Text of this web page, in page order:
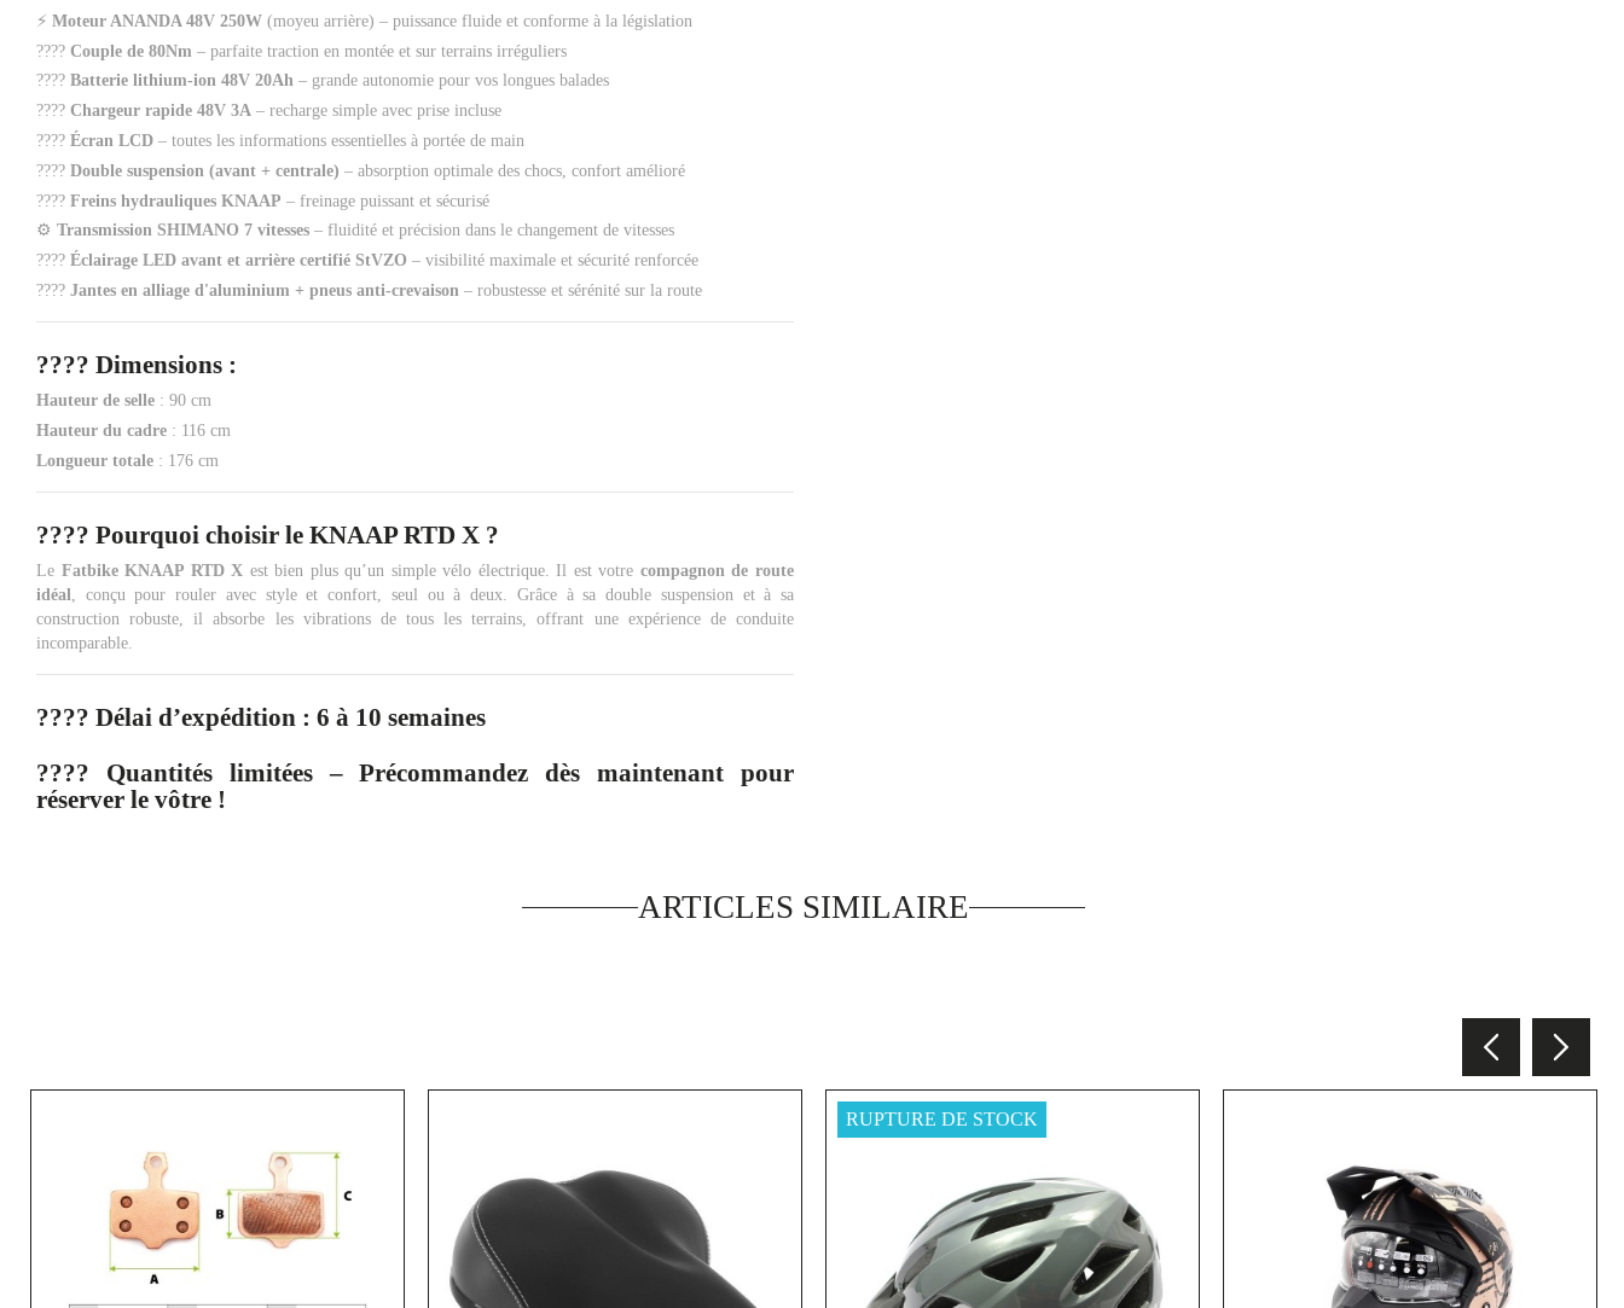
⚡ Moteur ANANDA 48V 250W (moyeu arrière) – puissance fluide et conforme à la législation
???? Couple de 80Nm – parfaite traction en montée et sur terrains irréguliers
???? Batterie lithium-ion 48V 20Ah – grande autonomie pour vos longues balades
???? Chargeur rapide 48V 3A – recharge simple avec prise incluse
???? Écran LCD – toutes les informations essentielles à portée de main
???? Double suspension (avant + centrale) – absorption optimale des chocs, confort amélioré
???? Freins hydrauliques KNAAP – freinage puissant et sécurisé
⚙️ Transmission SHIMANO 7 vitesses – fluidité et précision dans le changement de vitesses
???? Éclairage LED avant et arrière certifié StVZO – visibilité maximale et sécurité renforcée
???? Jantes en alliage d'aluminium + pneus anti-crevaison – robustesse et sérénité sur la route
???? Dimensions :
Hauteur de selle : 90 cm
Hauteur du cadre : 116 cm
Longueur totale : 176 cm
???? Pourquoi choisir le KNAAP RTD X ?
Le Fatbike KNAAP RTD X est bien plus qu’un simple vélo électrique. Il est votre compagnon de route
idéal , conçu pour rouler avec style et confort, seul ou à deux. Grâce à sa double suspension et à sa
construction robuste, il absorbe les vibrations de tous les terrains, offrant une expérience de conduite
incomparable.
???? Délai d’expédition : 6 à 10 semaines
???? Quantités limitées – Précommandez dès maintenant pour
réserver le vôtre !
ARTICLES SIMILAIRE
RUPTURE DE STOCK